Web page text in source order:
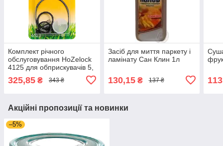
Комплект річного
обслуговування HoZelock
4125 для обприскувачів 5,
325,85 ₴ 343 ₴
Засіб для миття паркету і
ламінату Сан Клин 1л
130,15₴ 137 ₴
Акційні пропозиції та новинки
–5%